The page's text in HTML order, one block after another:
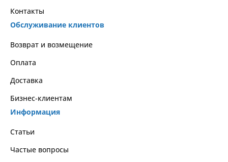
Контакты
Обслуживание клиентов
Возврат и возмещение
Оплата
Доставка
Бизнес-клиентам
Информация
Статьи
Частые вопросы